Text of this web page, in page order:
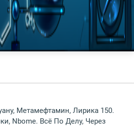
Метамефтамин, Лирика 150.
Nbome. Всё По Делу, Через